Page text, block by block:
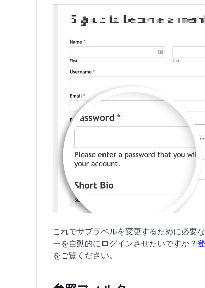
これでサブラベルを変更するために必要
ーを自動的にログインさせたいですか？
をご覧ください。